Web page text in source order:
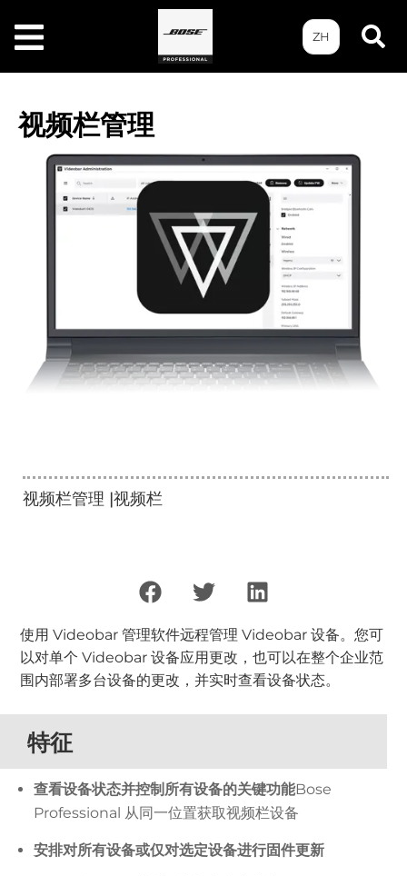
ZH
视频栏管理
视频栏管理 |视频栏
使用 Videobar 管理软件远程管理 Videobar 设备。您可
以对单个 Videobar 设备应用更改，也可以在整个企业范
围内部署多台设备的更改，并实时查看设备状态。
特征
查看设备状态并控制所有设备的关键功能Bose
Professional 从同一位置获取视频栏设备
安排对所有设备或仅对选定设备进行固件更新